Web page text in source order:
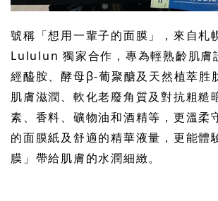
號稱「想用一輩子的面膜」，來自札
Lululun 獨家合作，專為輕熟齡肌膚
經醯胺、酵母β-葡聚醣及天然植萃胜
肌膚滋潤、軟化老廢角質及對抗粗糙
素、香料、礦物油和酒精等，更溫柔
的面膜紙及舒適的精華液量，更能體
膜」帶給肌膚的水潤細緻。